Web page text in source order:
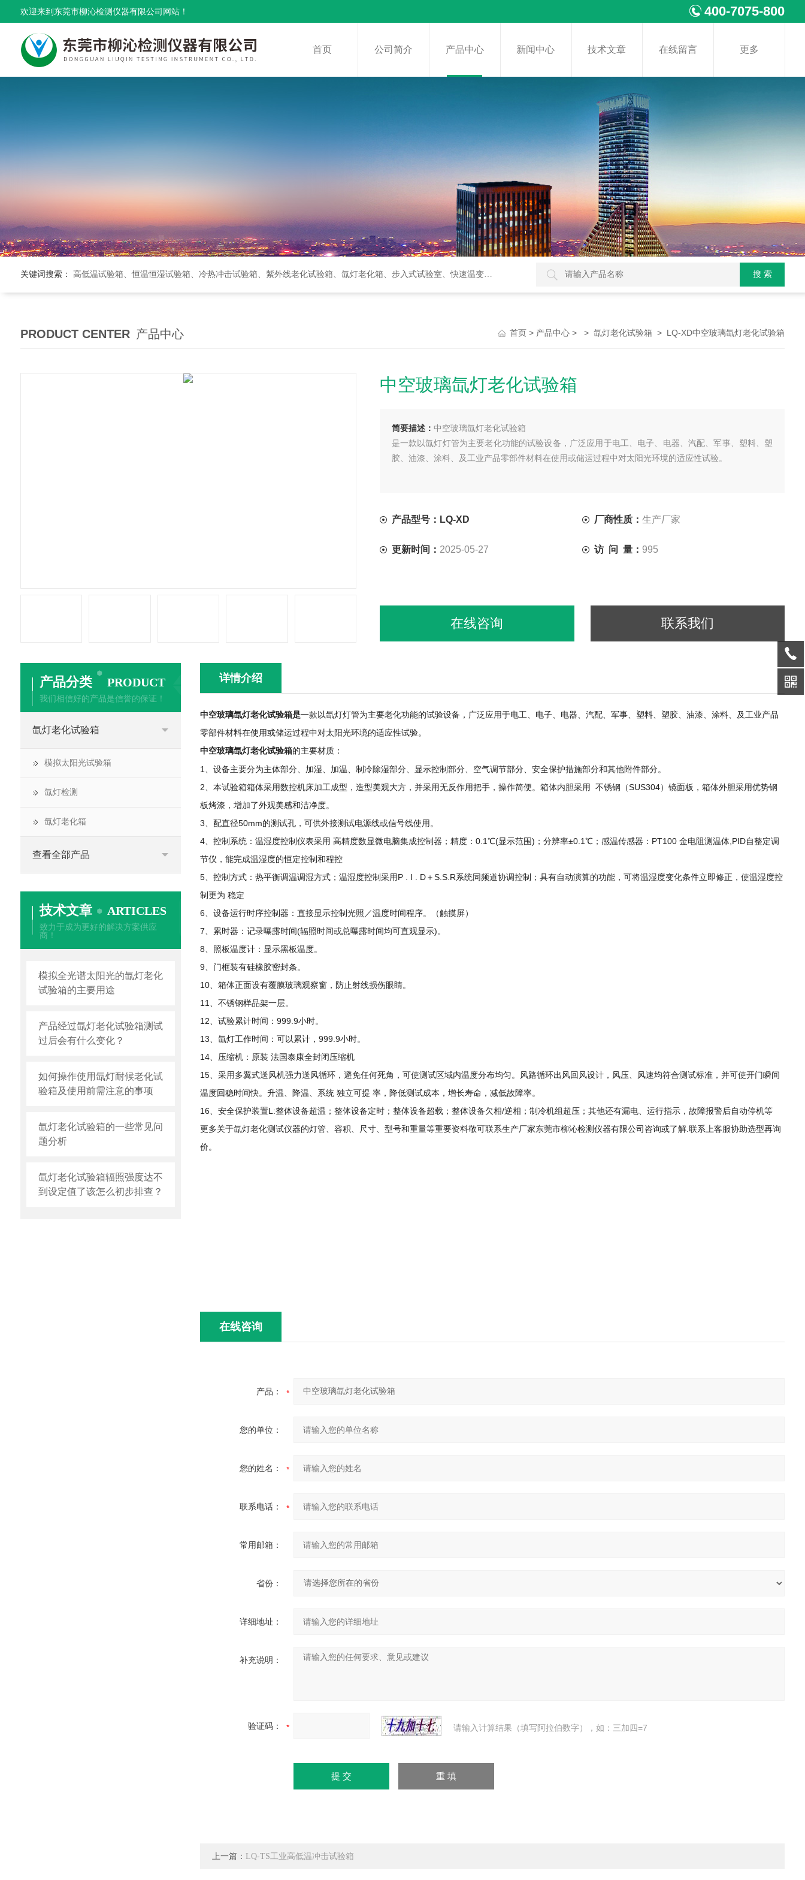
欢迎来到东莞市柳沁检测仪器有限公司网站！ 400-7075-800
首页 公司简介 产品中心 新闻中心 技术文章 在线留言 更多
关键词搜索： 高低温试验箱、恒温恒湿试验箱、冷热冲击试验箱、紫外线老化试验箱、氙灯老化箱、步入式试验室、快速温变箱、盐雾试验箱等等
PRODUCT CENTER 产品中心 首页 > 产品中心 > >氙灯老化试验箱 > LQ-XD中空玻璃氙灯老化试验箱
中空玻璃氙灯老化试验箱
简要描述： 中空玻璃氙灯老化试验箱
是一款以氙灯灯管为主要老化功能的试验设备，广泛应用于电工、电子、电器、汽配、军事、塑料、塑
胶、油漆、涂料、及工业产品零部件材料在使用或储运过程中对太阳光环境的适应性试验。
产品型号：LQ-XD 厂商性质：生产厂家
更新时间： 2025-05-27 访 问 量： 995
在线咨询 联系我们
详情介绍
中空玻璃氙灯老化试验箱是一款以氙灯灯管为主要老化功能的试验设备，广泛应用于电工、电子、电器、汽配、军事、塑料、塑胶、油漆、涂料、及工业产品
零部件材料在使用或储运过程中对太阳光环境的适应性试验。
中空玻璃氙灯老化试验箱的主要材质：
1、设备主要分为主体部分、加湿、加温、制冷除湿部分、显示控制部分、空气调节部分、安全保护措施部分和其他附件部分。
2、本试验箱箱体采用数控机床加工成型，造型美观大方，并采用无反作用把手，操作简便。箱体内胆采用 不锈钢（SUS304）镜面板，箱体外胆采用优势钢
板烤漆，增加了外观美感和洁净度。
3、配直径50mm的测试孔，可供外接测试电源线或信号线使用。
4、控制系统：温湿度控制仪表采用 高精度数显微电脑集成控制器；精度：0.1℃(显示范围)；分辨率±0.1℃；感温传感器：PT100 金电阻测温体,PID自整定调
节仪，能完成温湿度的恒定控制和程控
5、控制方式：热平衡调温调湿方式；温湿度控制采用P . I . D＋S.S.R系统同频道协调控制；具有自动演算的功能，可将温湿度变化条件立即修正，使温湿度控
制更为 稳定
6、设备运行时序控制器：直接显示控制光照／温度时间程序。（触摸屏）
7、累时器：记录曝露时间(辐照时间或总曝露时间均可直观显示)。
8、照板温度计：显示黑板温度。
9、门框装有硅橡胶密封条。
10、箱体正面设有覆膜玻璃观察窗，防止射线损伤眼睛。
11、不锈钢样品架一层。
12、试验累计时间：999.9小时。
13、氙灯工作时间：可以累计，999.9小时。
14、压缩机：原装 法国泰康全封闭压缩机
15、采用多翼式送风机强力送风循环，避免任何死角，可使测试区域内温度分布均匀。风路循环出风回风设计，风压、风速均符合测试标准，并可使开门瞬间
温度回稳时间快。升温、降温、系统 独立可提 率，降低测试成本，增长寿命，减低故障率。
16、安全保护装置L:整体设备超温；整体设备定时；整体设备超载；整体设备欠相/逆相；制冷机组超压；其他还有漏电、运行指示，故障报警后自动停机等
更多关于氙灯老化测试仪器的灯管、容积、尺寸、型号和重量等重要资料敬可联系生产厂家东莞市柳沁检测仪器有限公司咨询或了解.联系上客服协助选型再询
价。
在线咨询
产品：
您的单位：
您的姓名：
联系电话：
常用邮箱：
省份：
详细地址：
补充说明：
验证码： 请输入计算结果（填写阿拉伯数字），如：三加四=7
上一篇： LQ-TS工业高低温冲击试验箱
产品分类 PRODUCT
我们相信好的产品是信誉的保证！
氙灯老化试验箱
模拟太阳光试验箱
氙灯检测
氙灯老化箱
查看全部产品
技术文章 ARTICLES
致力于成为更好的解决方案供应
商！
模拟全光谱太阳光的氙灯老化
试验箱的主要用途
产品经过氙灯老化试验箱测试
过后会有什么变化？
如何操作使用氙灯耐候老化试
验箱及使用前需注意的事项
氙灯老化试验箱的一些常见问
题分析
氙灯老化试验箱辐照强度达不
到设定值了该怎么初步排查？